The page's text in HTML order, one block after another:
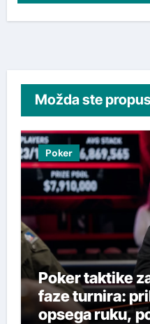
Možda ste
Poker
Poker taktike
faze turnira:
opsega ruku,